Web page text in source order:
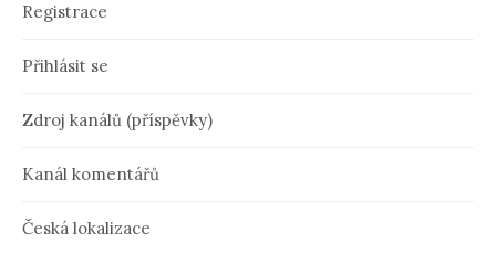
Registrace
Přihlásit se
Zdroj kanálů (příspěvky)
Kanál komentářů
Česká lokalizace